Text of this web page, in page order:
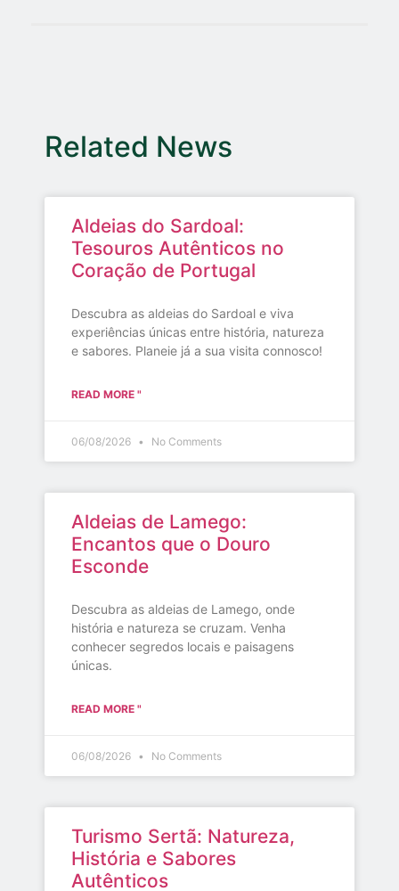
Related News
Aldeias do Sardoal:
Tesouros Autênticos no
Coração de Portugal
Descubra as aldeias do Sardoal e viva
experiências únicas entre história, natureza
e sabores. Planeie já a sua visita connosco!
READ MORE "
06/08/2026 No Comments
Aldeias de Lamego:
Encantos que o Douro
Esconde
Descubra as aldeias de Lamego, onde
história e natureza se cruzam. Venha
conhecer segredos locais e paisagens
únicas.
READ MORE "
06/08/2026 No Comments
Turismo Sertã: Natureza,
História e Sabores
Autênticos